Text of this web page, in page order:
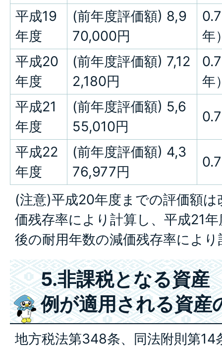
平成19
年度
(前年度評価額) 8,9
70,000円
年
平成20
年度
(前年度評価額) 7,12
2,180円
年
平成21
年度
(前年度評価額) 5,6
55,010円
平成22
年度
(前年度評価額) 4,3
76,977円
(注意)平成20年度までの評価額
価残存率により計算し、平成21
後の耐用年数の減価残存率によ
5.非課税となる資産
例が適用される資産
地方税法第348条、同法附則第14